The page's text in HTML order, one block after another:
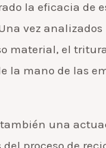
la eficacia de
vez
material, el
mano de las
una
del proceso de